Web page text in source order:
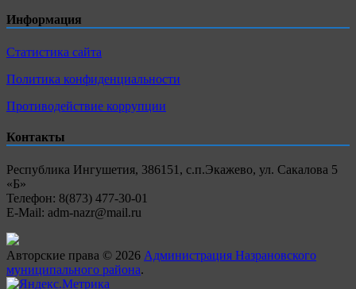
Информация
Статистика сайта
Политика конфиденциальности
Противодействие коррупции
Контакты
Республика Ингушетия, 386151, с.п.Экажево, ул. Сакалова 5
«Б»
Телефон: 8(873) 477-30-01
E-Mail: adm-nazr@mail.ru
Авторские права © 2026 Администрация Назрановского
муниципального района.